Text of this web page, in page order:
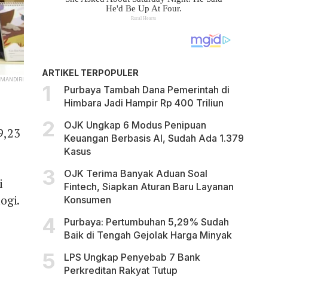
ARTIKEL TERPOPULER
Purbaya Tambah Dana Pemerintah di
Himbara Jadi Hampir Rp 400 Triliun
OJK Ungkap 6 Modus Penipuan
Keuangan Berbasis AI, Sudah Ada 1.379
Kasus
OJK Terima Banyak Aduan Soal
Fintech, Siapkan Aturan Baru Layanan
Konsumen
Purbaya: Pertumbuhan 5,29% Sudah
Baik di Tengah Gejolak Harga Minyak
LPS Ungkap Penyebab 7 Bank
Perkreditan Rakyat Tutup